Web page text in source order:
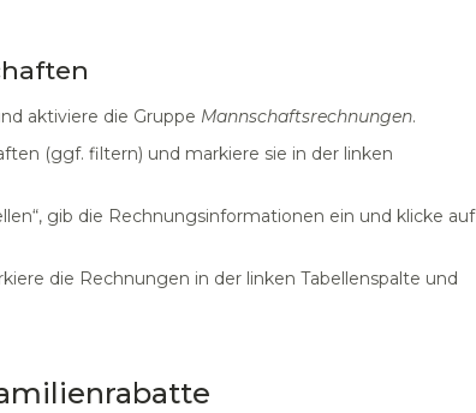
aktiviere die Gruppe Mannschaftsrechnungen.
(ggf. filtern) und markiere sie in der linken
gib die Rechnungsinformationen ein und klicke auf
die Rechnungen in der linken Tabellenspalte und